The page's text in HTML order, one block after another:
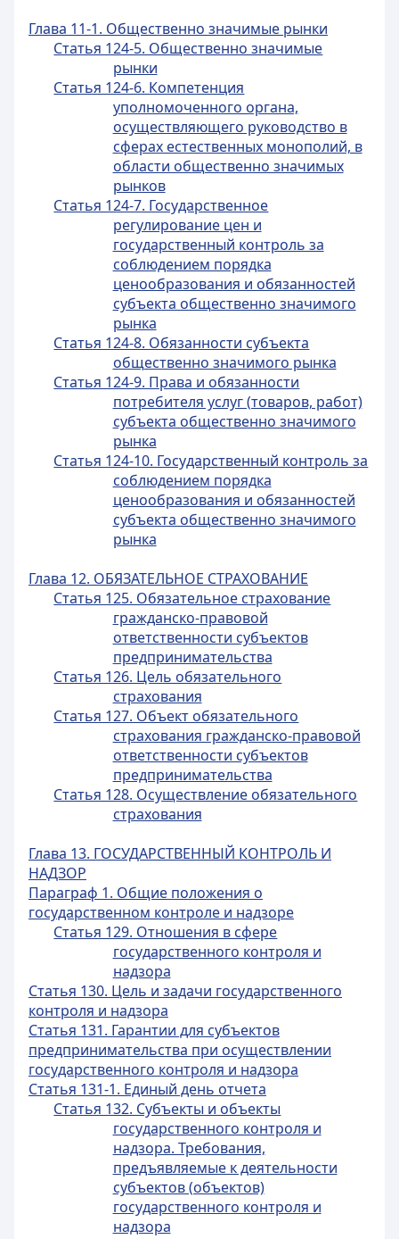
Глава 11-1. Общественно значимые рынки
Статья 124-5. Общественно значимые
рынки
Статья 124-6. Компетенция
уполномоченного органа,
осуществляющего руководство в
сферах естественных монополий, в
области общественно значимых
рынков
Статья 124-7. Государственное
регулирование цен и
государственный контроль за
соблюдением порядка
ценообразования и обязанностей
субъекта общественно значимого
рынка
Статья 124-8. Обязанности субъекта
общественно значимого рынка
Статья 124-9. Права и обязанности
потребителя услуг (товаров, работ)
субъекта общественно значимого
рынка
Статья 124-10. Государственный контроль за
соблюдением порядка
ценообразования и обязанностей
субъекта общественно значимого
рынка
Глава 12. ОБЯЗАТЕЛЬНОЕ СТРАХОВАНИЕ
Статья 125. Обязательное страхование
гражданско-правовой
ответственности субъектов
предпринимательства
Статья 126. Цель обязательного
страхования
Статья 127. Объект обязательного
страхования гражданско-правовой
ответственности субъектов
предпринимательства
Статья 128. Осуществление обязательного
страхования
Глава 13. ГОСУДАРСТВЕННЫЙ КОНТРОЛЬ И
НАДЗОР
Параграф 1. Общие положения о
государственном контроле и надзоре
Статья 129. Отношения в сфере
государственного контроля и
надзора
Статья 130. Цель и задачи государственного
контроля и надзора
Статья 131. Гарантии для субъектов
предпринимательства при осуществлении
государственного контроля и надзора
Статья 131-1. Единый день отчета
Статья 132. Субъекты и объекты
государственного контроля и
надзора. Требования,
предъявляемые к деятельности
субъектов (объектов)
государственного контроля и
надзора